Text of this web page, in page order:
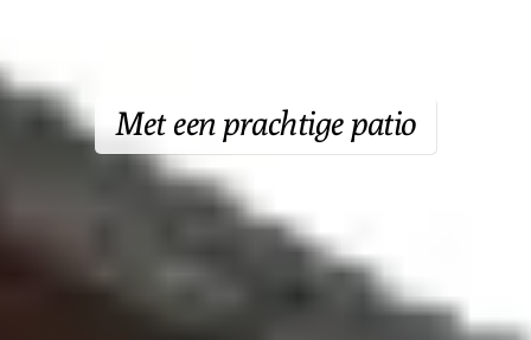
Met een prachtige patio